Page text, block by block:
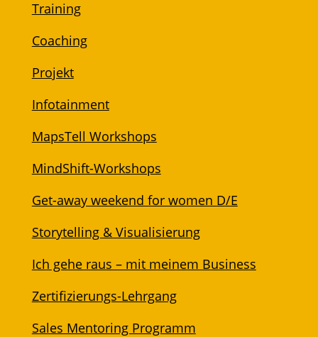
Training
Coaching
Projekt
Infotainment
MapsTell Workshops
MindShift-Workshops
Get-away weekend for women D/E
Storytelling & Visualisierung
Ich gehe raus – mit meinem Business
Zertifizierungs-Lehrgang
Sales Mentoring Programm